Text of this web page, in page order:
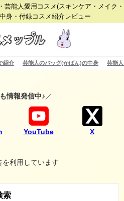
能人愛用コスメ(スキンケア・メイク・
身・付録コスメ紹介レビュー
紹介 芸能人のバッグ(かばん)の中身 芸能
情報発信中♪ ／
YouTube X
を利用しています
索